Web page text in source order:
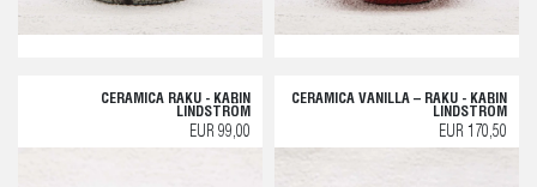
CERAMICA RAKU - KARIN
LINDSTRÖM
EUR 99,00
CERAMICA VANILLA – RAKU - KARIN
LINDSTRÖM
EUR 170,50